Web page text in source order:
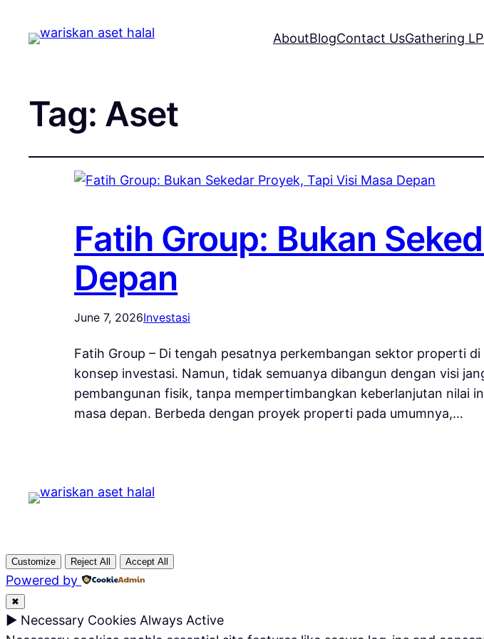
AboutBlogContact UsGathering
Tag: Aset
Fatih Group: Bukan
Depan
June 7, 2026Investasi
Fatih Group – Di tengah pesatnya perkembangan sektor properti
konsep investasi. Namun, tidak semuanya dibangun dengan visi
pembangunan fisik, tanpa mempertimbangkan keberlanjutan nilai
masa depan. Berbeda dengan proyek properti pada umumnya,…
Customize Reject All Accept All
Powered by
✖
► Necessary Cookies Always Active